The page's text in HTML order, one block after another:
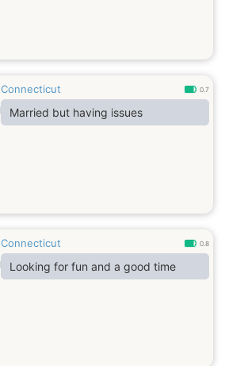
Connecticut 0.7
Married but having issues
Connecticut 0.8
Looking for fun and a good time